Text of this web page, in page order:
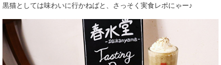
黒猫としては味わいに行かねばと、さっそく実食レポにゃー♪